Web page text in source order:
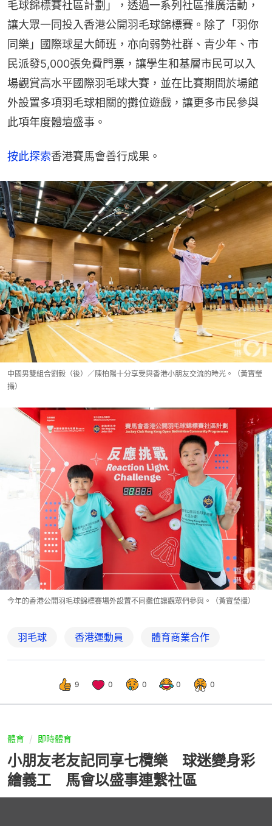
毛球錦標賽社區計劃」，透過一系列社區推廣活動，
讓大眾一同投入香港公開羽毛球錦標賽。除了「羽你
同樂」國際球星大師班，亦向弱勢社群、青少年、市
民派發5,000張免費門票，讓學生和基層市民可以入
場觀賞高水平國際羽毛球大賽，並在比賽期間於場館
外設置多項羽毛球相關的攤位遊戲，讓更多市民參與
此項年度體壇盛事。
按此探索香港賽馬會善行成果。
中國男雙組合劉毅（後）／陳柏陽十分享受與香港小朋友交流的時光。（黃寶瑩
攝）
今年的香港公開羽毛球錦標賽場外設置不同攤位讓觀眾們參與。（黃寶瑩攝）
羽毛球 香港運動員 體育商業合作
9 0 0 0 0
體育 即時體育
小朋友老友記同享七欖樂 球迷變身彩
繪義工 馬會以盛事連繫社區